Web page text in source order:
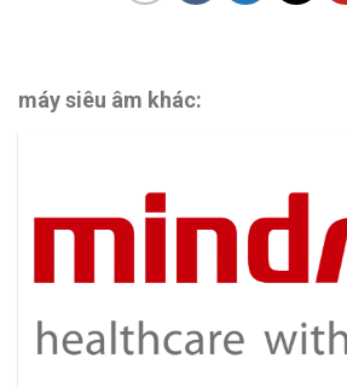
máy siêu âm khác: